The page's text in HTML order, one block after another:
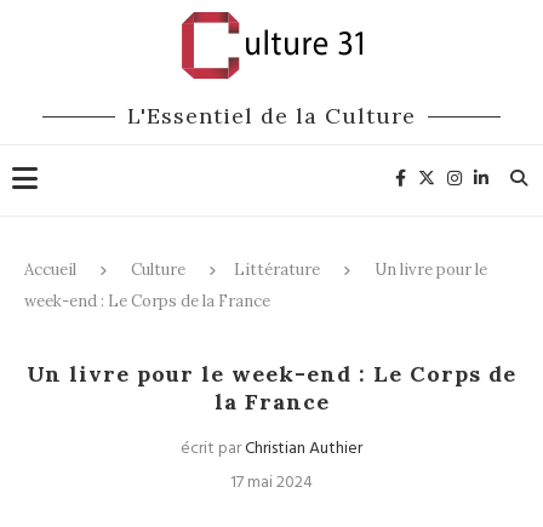
L'Essentiel de la Culture
Accueil Culture Littérature
Un livre pour le
week-end : Le Corps de la France
Un livre pour le week-end : Le Corps de
la France
écrit parChristian Authier
17 mai 2024